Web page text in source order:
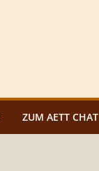
ZUM AETT CHAT